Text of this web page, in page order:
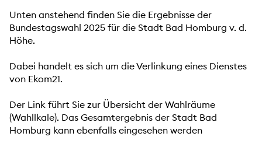
Unten anstehend finden Sie die Ergebnisse der
Bundestagswahl 2025 für die Stadt Bad Homburg v. d.
Höhe.
Dabei handelt es sich um die Verlinkung eines Dienstes
von Ekom21.
Der Link führt Sie zur Übersicht der Wahlräume
(Wahllkale). Das Gesamtergebnis der Stadt Bad
Homburg kann ebenfalls eingesehen werden